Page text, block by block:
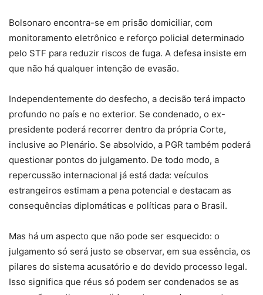
Bolsonaro encontra-se em prisão domiciliar, com
monitoramento eletrônico e reforço policial determinado
pelo STF para reduzir riscos de fuga. A defesa insiste em
que não há qualquer intenção de evasão.
Independentemente do desfecho, a decisão terá impacto
profundo no país e no exterior. Se condenado, o ex-
presidente poderá recorrer dentro da própria Corte,
inclusive ao Plenário. Se absolvido, a PGR também poderá
questionar pontos do julgamento. De todo modo, a
repercussão internacional já está dada: veículos
estrangeiros estimam a pena potencial e destacam as
consequências diplomáticas e políticas para o Brasil.
Mas há um aspecto que não pode ser esquecido: o
julgamento só será justo se observar, em sua essência, os
pilares do sistema acusatório e do devido processo legal.
Isso significa que réus só podem ser condenados se as